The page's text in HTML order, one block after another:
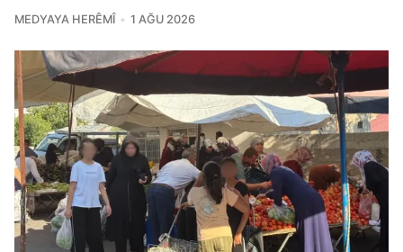
MEDYAYA HERÊMÎ 1 AĞU 2026